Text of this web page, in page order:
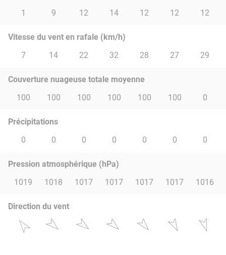
1
9 12 14 12 12 12
Vitesse du vent en rafale (km/h)
7
14 22 32 28 27 29
Couverture nuageuse totale moyenne
100
100 100 100 100 100 0
Précipitations
0
0 0 0 0 0 0
Pression atmosphérique (hPa)
1019
1018 1017 1017 1017 1017 1016
Direction du vent